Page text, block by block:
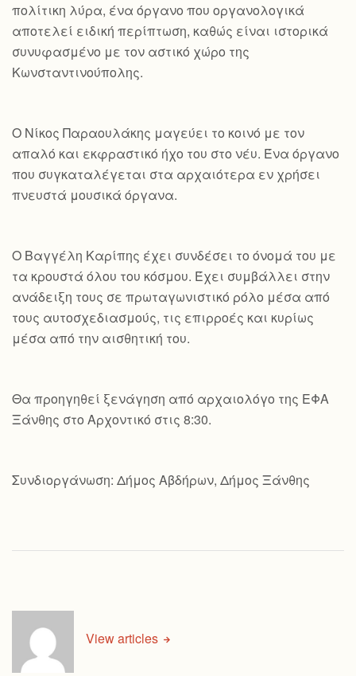
πολίτικη λύρα, ένα όργανο που οργανολογικά
αποτελεί ειδική περίπτωση, καθώς είναι ιστορικά
συνυφασμένο με τον αστικό χώρο της
Κωνσταντινούπολης.
Ο Νίκος Παραουλάκης μαγεύει το κοινό με τον
απαλό και εκφραστικό ήχο του στο νέυ. Ένα όργανο
που συγκαταλέγεται στα αρχαιότερα εν χρήσει
πνευστά μουσικά όργανα.
Ο Βαγγέλη Καρίπης έχει συνδέσει το όνομά του με
τα κρουστά όλου του κόσμου. Έχει συμβάλλει στην
ανάδειξη τους σε πρωταγωνιστικό ρόλο μέσα από
τους αυτοσχεδιασμούς, τις επιρροές και κυρίως
μέσα από την αισθητική του.
Θα προηγηθεί ξενάγηση από αρχαιολόγο της ΕΦΑ
Ξάνθης στο Αρχοντικό στις 8:30.
Συνδιοργάνωση: Δήμος Αβδήρων, Δήμος Ξάνθης
View articles